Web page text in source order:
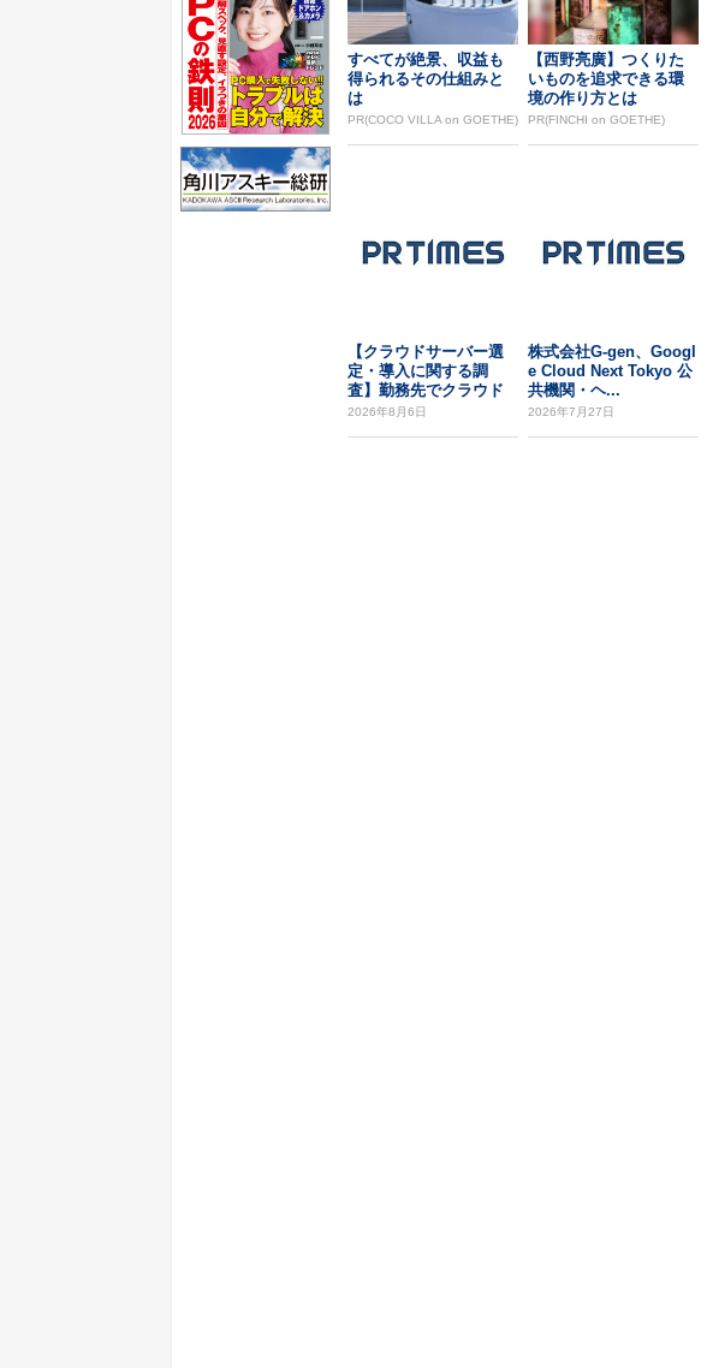
すべてが絶景、収益も
得られるその仕組みと
は
PR(COCO VILLA on GOETHE)
【西野亮廣】つくりた
いものを追求できる環
境の作り方とは
PR(FINCHI on GOETHE)
【クラウドサーバー選
定・導入に関する調
査】勤務先でクラウド
サーバーを選定する際
2026年8月6日
株式会社G-gen、Googl
e Cloud Next Tokyo 公
共機関・ヘ...
2026年7月27日